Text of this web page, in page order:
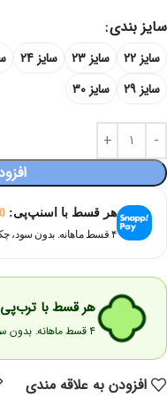
سایز بندی
سایز 22 سایز 23 سایز 24
سایز 29
سایز 30
هر قسط با اسنپ‌پی:
۴ قسط ماهانه. بدون سود، چک و ضامن.
هر قسط با
۴ قسط ماهانه. بدون سود، چک و ضامن.
افزودن به علاقه مندی